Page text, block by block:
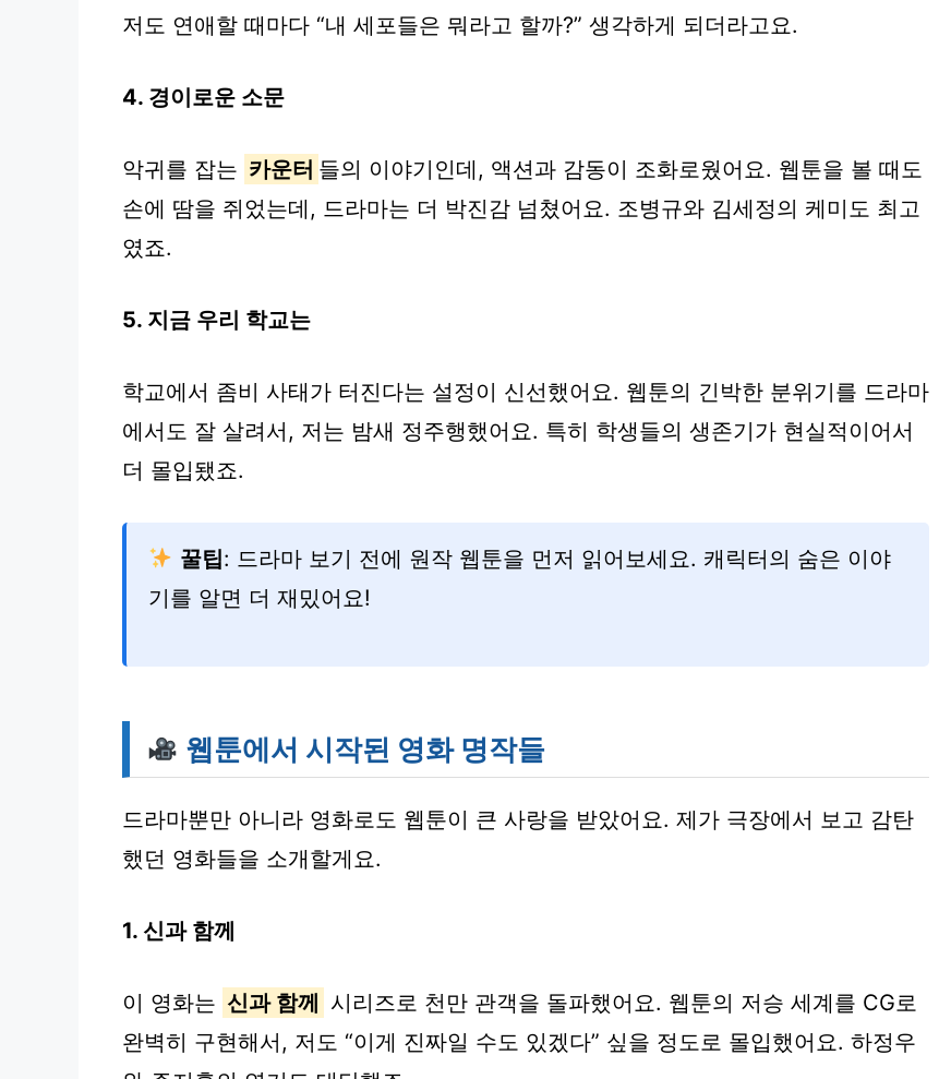
저도 연애할 때마다 “내 세포들은 뭐라고 할까?” 생각하게 되더라고요.
4. 경이로운 소문
악귀를 잡는 카운터 들의 이야기인데, 액션과 감동이 조화로웠어요. 웹툰을 볼 때도
손에 땀을 쥐었는데, 드라마는 더 박진감 넘쳤어요. 조병규와 김세정의 케미도 최고
였죠.
5. 지금 우리 학교는
학교에서 좀비 사태가 터진다는 설정이 신선했어요. 웹툰의 긴박한 분위기를 드라마
에서도 잘 살려서, 저는 밤새 정주행했어요. 특히 학생들의 생존기가 현실적이어서
더 몰입됐죠.
꿀팁: 드라마 보기 전에 원작 웹툰을 먼저 읽어보세요. 캐릭터의 숨은 이야
기를 알면 더 재밌어요!
웹툰에서 시작된 영화 명작들
드라마뿐만 아니라 영화로도 웹툰이 큰 사랑을 받았어요. 제가 극장에서 보고 감탄
했던 영화들을 소개할게요.
1. 신과 함께
이 영화는 신과 함께 시리즈로 천만 관객을 돌파했어요. 웹툰의 저승 세계를 CG로
완벽히 구현해서, 저도 “이게 진짜일 수도 있겠다” 싶을 정도로 몰입했어요. 하정우